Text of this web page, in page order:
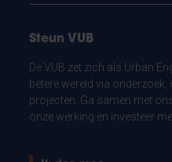
Steun VUB
De VUB zet zich als Urban
betere wereld via
projecten. Ga samen met
onze werking en investeer